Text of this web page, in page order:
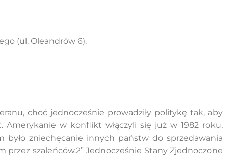
(ul. Oleandrów 6).
choć jednocześnie prowadziły politykę tak, aby
Amerykanie w konflikt włączyli się już w 1982 roku,
było zniechęcanie innych państw do sprzedawania
przez szaleńców.2” Jednocześnie Stany Zjednoczone